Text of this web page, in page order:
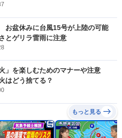
盆休みに台風15号が上陸の可能
とゲリラ雷雨に注意
」を楽しむためのマナーや注意
はどう捨てる？
もっと見る